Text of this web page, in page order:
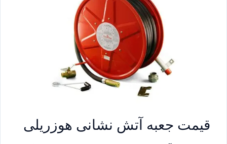
قیمت جعبه آتش نشانی هوزریلی